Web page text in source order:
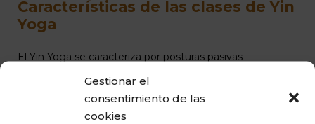
Gestionar el
consentimiento de las
cookies
Características de las clases de Yin
Yoga
El Yin Yoga se caracteriza por posturas pasivas
trabajan en las capas más profundas del tejido conectivo.
A diferencia de estilos más dinámicos, Yin busca relajar